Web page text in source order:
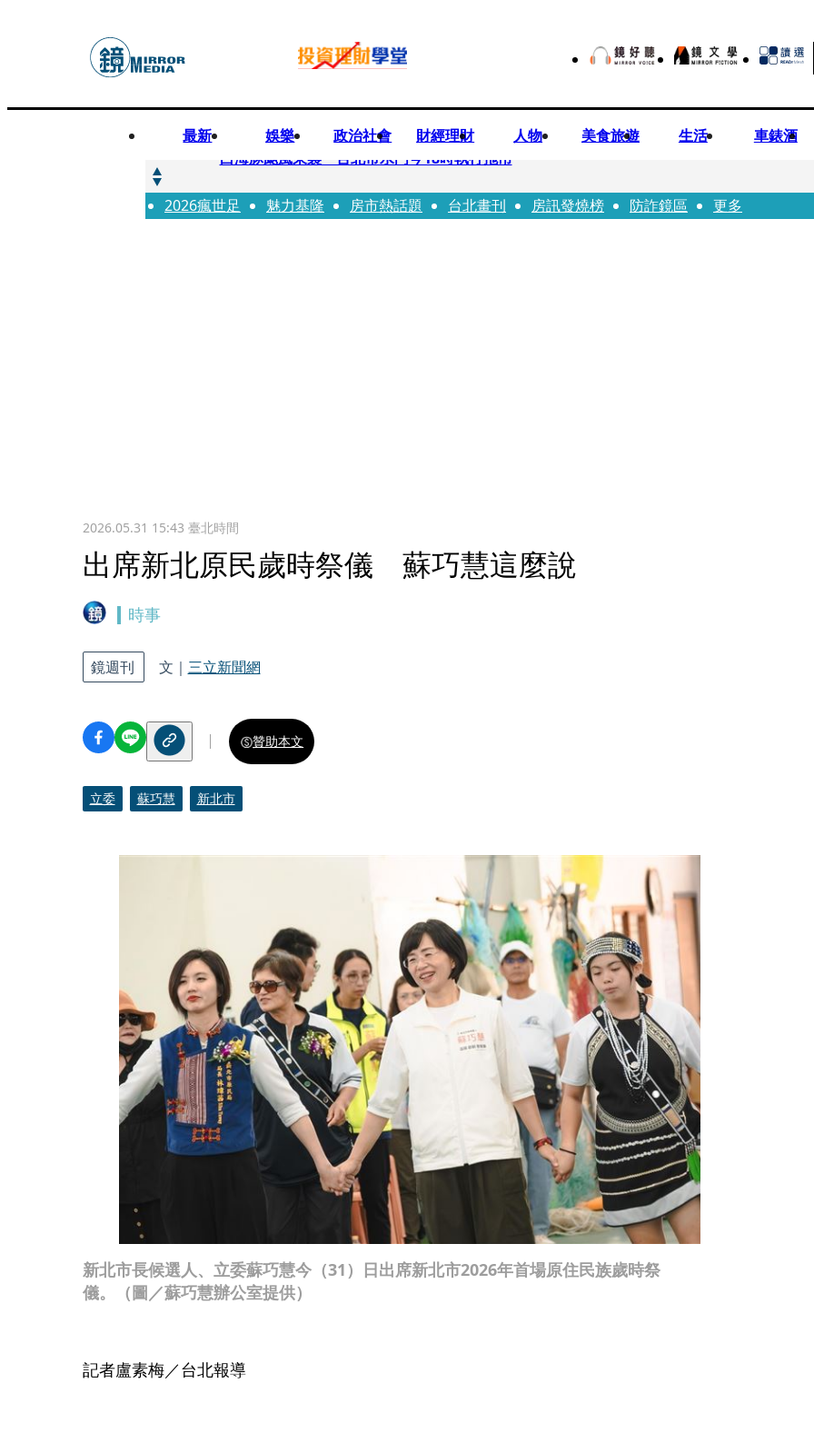
最新 娛樂 政治社會 財經理財 人物 美食旅遊 生活 車錶酒
快訊
白海豚颱風來襲 台北市水門今18時執行拖吊
快訊
AKIRA台北唱到一半突收兒子告白「爸爸I LOVE YOU」 驚喜林志玲同步曝光父親節「披
2026瘋世足 魅力基隆 房市熱話題 台北畫刊 房訊發燒榜 防詐鏡區 更多
2026.05.31 15:43 臺北時間
出席新北原民歲時祭儀 蘇巧慧這麼說
時事
新北市長候選人、立委蘇巧慧今（31）日出席新北市2026年首場原住民族歲時祭
儀。（圖／蘇巧慧辦公室提供）
鏡週刊 文｜ 三立新聞網
贊助本文
立委 蘇巧慧 新北市
記者盧素梅／台北報導